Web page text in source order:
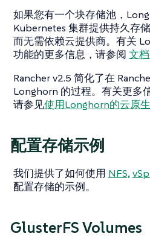
如果您有一个块存储池，
Kubernetes 集群提供持久存储
而无需依赖云提供商。有关
功能的更多信息，请参阅 文档
Rancher v2.5 简化了在
Longhorn 的过程。有关更多
请参见使用Longhorn的云原
配置存储示例
我们提供了如何使用 NFS,
配置存储的示例。
GlusterFS Volumes